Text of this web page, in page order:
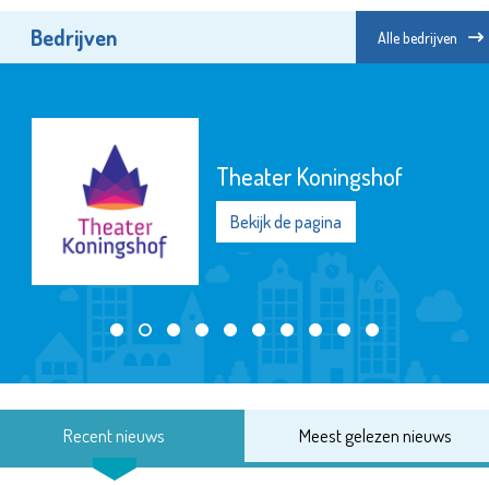
Bedrijven Alle bedrijven
Theater Koningshof
Bekijk de pagina
Recent nieuws Meest gelezen nieuws